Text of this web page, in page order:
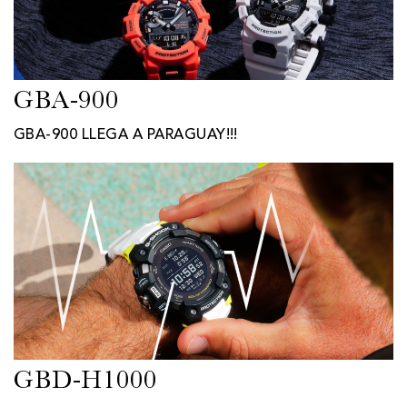
GBA-900
GBA-900 LLEGA A PARAGUAY!!!
GBD-H1000